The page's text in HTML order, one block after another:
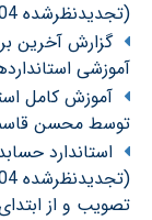
(تجدیدنظرشده 1404 - لازم‌الاجرا از 1405)
گزارش آخرین
آموزشی
توسط محسن
تصویب و از ابتدای سال 1405